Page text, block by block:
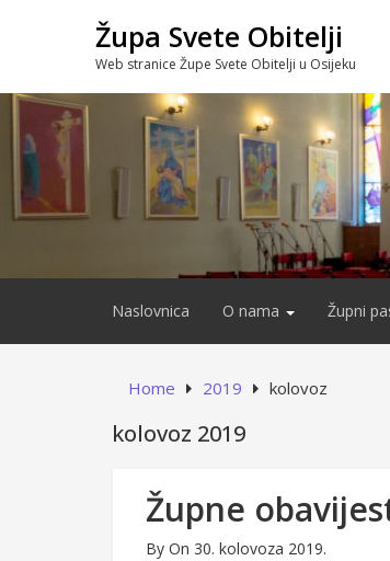
Župa Svete Obitelji
Web stranice Župe Svete Obitelji u Osijeku
Naslovnica O nama Župni
Home 2019 kolovoz
kolovoz 2019
Župne
By On 30. kolovoza 2019.